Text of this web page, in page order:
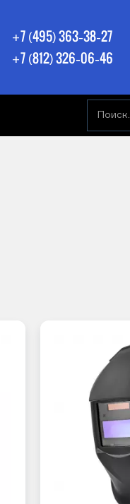
+7 (495) 363-38-27
+7 (812) 326-06-46